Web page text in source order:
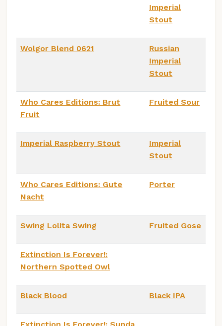
Imperial
Stout
Wolgor Blend 0621
Russian
Imperial
Stout
Who Cares Editions: Brut
Fruit
Fruited Sour
Imperial Raspberry Stout
Imperial
Stout
Who Cares Editions: Gute
Nacht
Porter
Swing Lolita Swing Fruited Gose
Extinction Is Forever!:
Northern Spotted Owl
Black Blood Black IPA
Extinction Is Forever!: Sunda